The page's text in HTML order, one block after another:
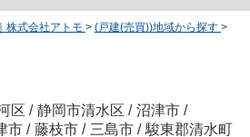
株式会社アトモ > (戸建(売買))地域から探す >
区 / 静岡市清水区 / 沼津市 /
市 / 藤枝市 / 三島市 / 駿東郡清水町